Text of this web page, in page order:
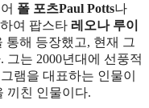
폴 포츠Paul Potts나
여 팝스타 레오나 루이
통해 등장했고, 현재 그
는 2000년대에 선풍적
램을 대표하는 인물이
끼친 인물이다.